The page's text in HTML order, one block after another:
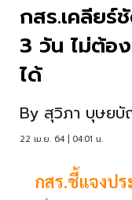
กสร.เคลียร์
3 วัน ไม่ต้อ
ได้
By สุวิภา บุษย
22 เม.ย. 64 | 04:01 น.
กสร.ชี้แจงป